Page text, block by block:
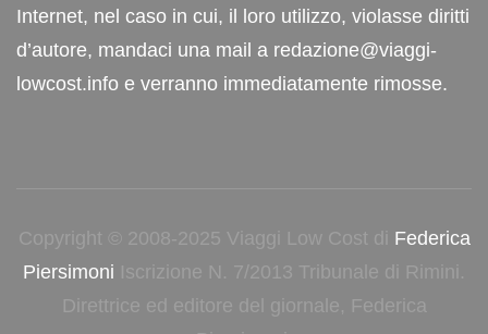
Internet, nel caso in cui, il loro utilizzo, violasse diritti
d’autore, mandaci una mail a redazione@viaggi-
lowcost.info e verranno immediatamente rimosse.
Copyright © 2008-2025 Viaggi Low Cost di Federica
Piersimoni Iscrizione N. 7/2013 Tribunale di Rimini.
Direttrice ed editore del giornale, Federica